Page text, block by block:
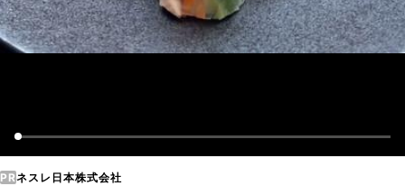
PRネスレ日本株式会社